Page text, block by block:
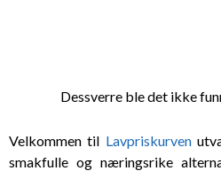
Dessverre ble det ikke
Velkommen til Lavpriskurven
smakfulle og næringsrike